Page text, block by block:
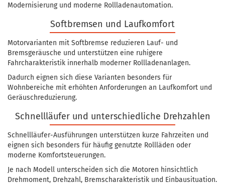
Modernisierung und moderne Rollladenautomation.
Softbremsen und Laufkomfort
Motorvarianten mit Softbremse reduzieren Lauf- und
Bremsgeräusche und unterstützen eine ruhigere
Fahrcharakteristik innerhalb moderner Rollladenanlagen.
Dadurch eignen sich diese Varianten besonders für
Wohnbereiche mit erhöhten Anforderungen an Laufkomfort und
Geräuschreduzierung.
Schnellläufer und unterschiedliche Drehzahlen
Schnellläufer-Ausführungen unterstützen kurze Fahrzeiten und
eignen sich besonders für häufig genutzte Rollläden oder
moderne Komfortsteuerungen.
Je nach Modell unterscheiden sich die Motoren hinsichtlich
Drehmoment, Drehzahl, Bremscharakteristik und Einbausituation.